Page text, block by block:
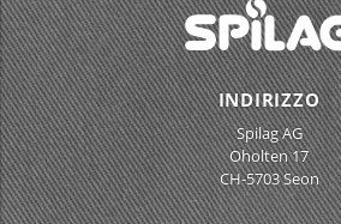
INDIRIZZO
Spilag AG
Oholten 17
CH-5703 Seon